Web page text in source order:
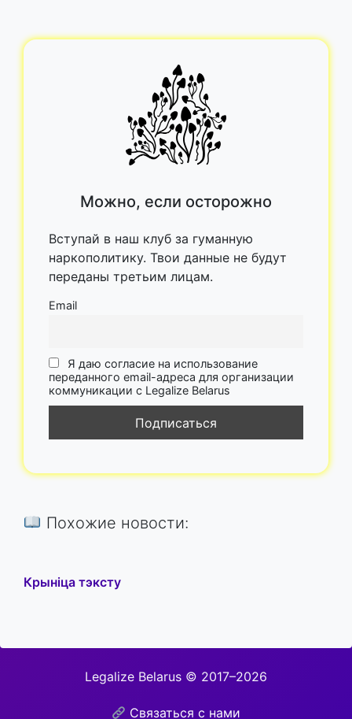
Можно, если осторожно
Вступай в наш клуб за гуманную
наркополитику. Твои данные не будут
переданы третьим лицам.
Email
Я даю согласие на использование
переданного email-адреса для организации
коммуникации с Legalize Belarus
Похожие новости:
Крыніца тэксту
Legalize Belarus © 2017–2026
Связаться с нами